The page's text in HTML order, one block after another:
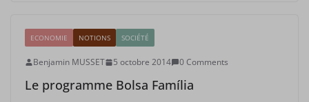
ECONOMIE NOTIONS SOCIÉTÉ
Benjamin MUSSET 5 octobre 2014 0 Comments
Le programme Bolsa Família